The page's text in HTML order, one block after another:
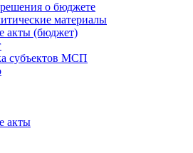
о бюджете
материалы
акты (бюджет)
субъектов МСП
акты